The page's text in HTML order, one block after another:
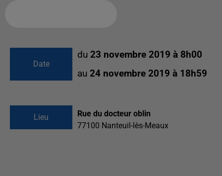
Date
du 23 novembre 2019 à 8h00
au 24 novembre 2019 à 18h59
Lieu
Rue du docteur oblin
77100 Nanteuil-lès-Meaux